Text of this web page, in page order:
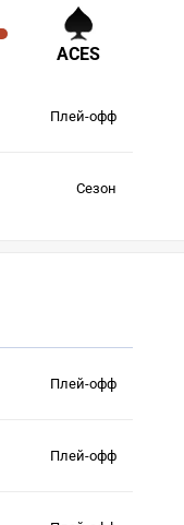
ACES
Плей-офф
Сезон
Плей-офф
Плей-офф